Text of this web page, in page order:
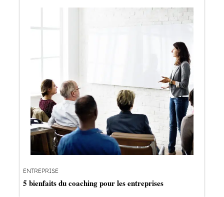
ENTREPRISE
5 bienfaits du coaching pour les entreprises